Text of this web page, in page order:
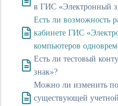
в ГИС «Электронный
Есть ли возможность
кабинете ГИС
компьютеров
Есть ли тестовый
знак»?
Можно ли изменить
существующей